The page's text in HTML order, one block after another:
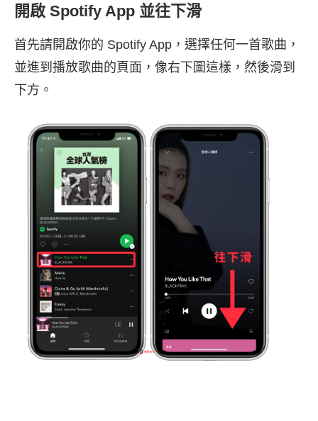
開啟 Spotify App 並往下滑
首先請開啟你的 Spotify App，選擇任何一首歌曲，
並進到播放歌曲的頁面，像右下圖這樣，然後滑到
下方。